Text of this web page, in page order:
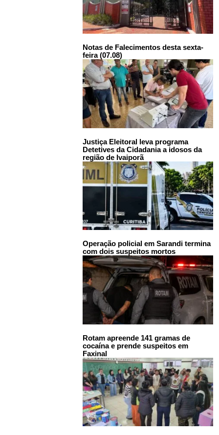
Notas de Falecimentos desta sexta-
feira (07.08)
Justiça Eleitoral leva programa
Detetives da Cidadania a idosos da
região de Ivaiporã
Operação policial em Sarandi termina
com dois suspeitos mortos
Rotam apreende 141 gramas de
cocaína e prende suspeitos em
Faxinal